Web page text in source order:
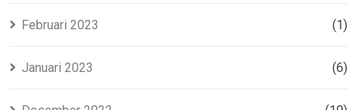
Februari 2023 (1)
Januari 2023 (6)